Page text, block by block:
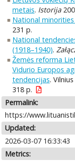
metais. Istorija
National
231 p.
National
(1918–1940).
Žemės reforma
Vidurio Europos
tendencijas.
318 p.
Permalink:
https://
Updated:
2026-03-07 16:33:43
Metrics: